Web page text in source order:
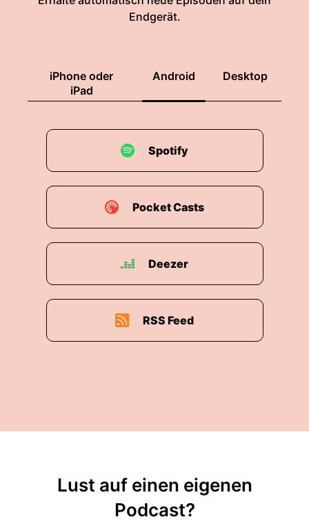
Endgerät.
iPhone oder
iPad
Android Desktop
Spotify
Pocket Casts
Deezer
RSS Feed
Lust auf einen eigenen
Podcast?